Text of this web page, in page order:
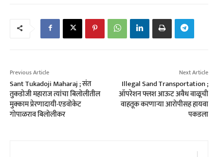
Previous Article
Sant Tukadoji Maharaj ; संत
तुकडोजी महाराज त्यांचा बिलोलीतील
मुक्काम प्रेरणादायी-एडवोकेट
गोपाळराव बिलोलीकर
Next Article
Illegal Sand Transportation ;
ऑपरेशन फ्लश आऊट अवैध वाळूची
वाहतूक करणाऱ्या आरोपीसह हायवा
पकडला